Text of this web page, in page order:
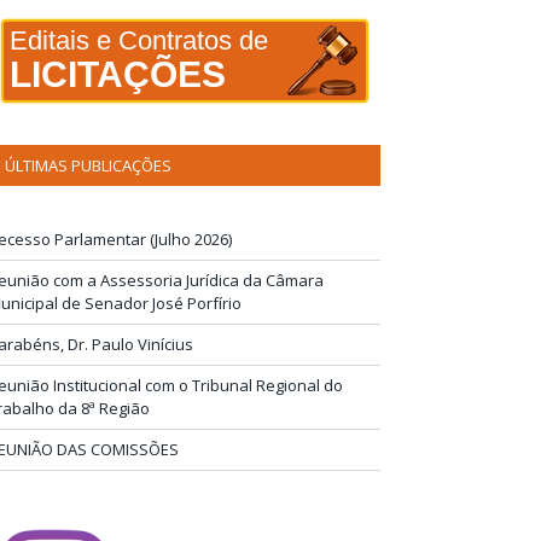
Editais e Contratos de
LICITAÇÕES
ÚLTIMAS PUBLICAÇÕES
Parlamentar (Julho 2026)
com a Assessoria Jurídica da Câmara
de Senador José Porfírio
Dr. Paulo Vinícius
Institucional com o Tribunal Regional do
da 8ª Região
DAS COMISSÕES